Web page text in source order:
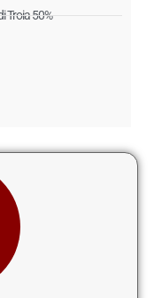
Troia 50%